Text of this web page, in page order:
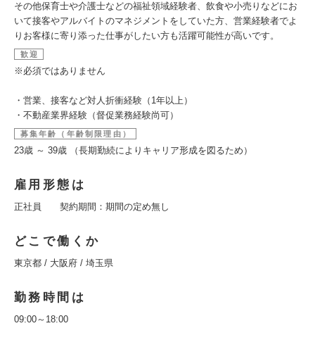
その他保育士や介護士などの福祉領域経験者、飲食や小売りなどにお
いて接客やアルバイトのマネジメントをしていた方、営業経験者でよ
りお客様に寄り添った仕事がしたい方も活躍可能性が高いです。
歓迎
※必須ではありません
・営業、接客など対人折衝経験（1年以上）
・不動産業界経験（督促業務経験尚可）
募集年齢（年齢制限理由）
23歳 ～ 39歳 （長期勤続によりキャリア形成を図るため）
雇用形態は
正社員 契約期間：期間の定め無し
どこで働くか
東京都 / 大阪府 / 埼玉県
勤務時間は
09:00～18:00